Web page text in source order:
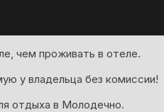
чем проживать в отеле.
у владельца без комиссии!
отдыха в Молодечно.